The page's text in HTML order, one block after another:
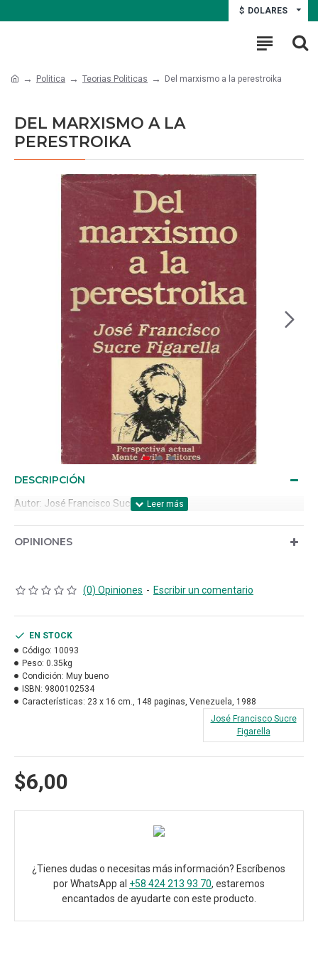
$ DOLARES
Politica Teorias Politicas Del marxismo a la perestroika
DEL MARXISMO A LA
PERESTROIKA
DESCRIPCIÓN
Autor: José Francisco Sucre Figarella.
OPINIONES
(0) Opiniones - Escribir un comentario
$6,00
EN STOCK
Código: 10093
Peso: 0.35kg
Condición: Muy bueno
ISBN: 9800102534
Características: 23 x 16 cm., 148 paginas, Venezuela, 1988
José Francisco Sucre
Figarella
¿Tienes dudas o necesitas más información? Escríbenos
por WhatsApp al +58 424 213 93 70, estaremos
encantados de ayudarte con este producto.